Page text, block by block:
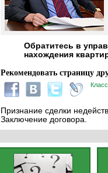
Обратитесь в
нахождения
Рекомендовать страницу
Признание сделки
Заключение договора.